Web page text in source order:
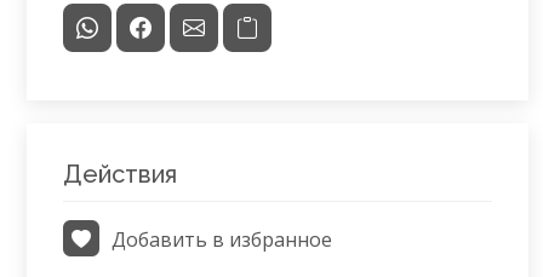
Действия
Добавить в избранное